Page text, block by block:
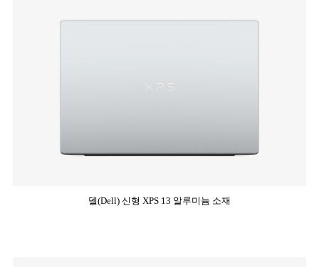
델(Dell) 신형 XPS 13 알루미늄 소재